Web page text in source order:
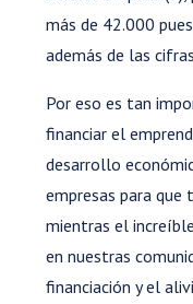
más de 42.000
además de las
Por eso es tan
financiar el
desarrollo
empresas para que
mientras el
en nuestras
financiación y el